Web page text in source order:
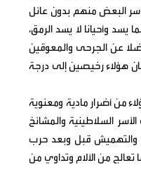
البعض منهم بدون عائل
وأحيانا لا يسد الرمق،
عن الجرحى والمعوقين
هؤلاء رخيصين إلى درجة
من أضرار مادية ومعنوية
السلاطينية والمشائخ
والتهميش قبل وبعد حرب
تعالج من الآلام وتداوي من